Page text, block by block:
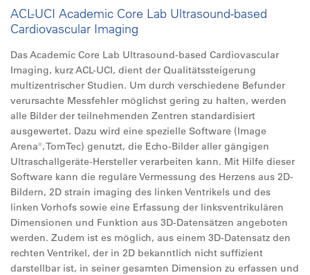
ACL-UCI Academic Core Lab Ultrasound-based
Cardiovascular Imaging
Das Academic Core Lab Ultrasound-based Cardiovascular
Imaging, kurz ACL-UCI, dient der Qualitätssteigerung
multizentrischer Studien. Um durch verschiedene Befunder
verursachte Messfehler möglichst gering zu halten, werden
alle Bilder der teilnehmenden Zentren standardisiert
ausgewertet. Dazu wird eine spezielle Software (Image
Arena®, TomTec) genutzt, die Echo-Bilder aller gängigen
Ultraschallgeräte-Hersteller verarbeiten kann. Mit Hilfe dieser
Software kann die reguläre Vermessung des Herzens aus 2D-
Bildern, 2D strain imaging des linken Ventrikels und des
linken Vorhofs sowie eine Erfassung der linksventrikulären
Dimensionen und Funktion aus 3D-Datensätzen angeboten
werden. Zudem ist es möglich, aus einem 3D-Datensatz den
rechten Ventrikel, der in 2D bekanntlich nicht suffizient
darstellbar ist, in seiner gesamten Dimension zu erfassen und